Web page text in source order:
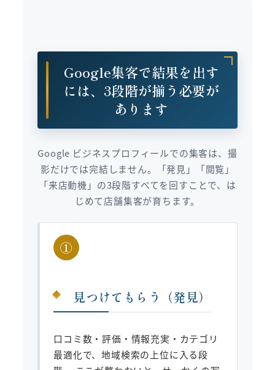
Google集客で結果を出す
には、3段階が揃う必要が
あります
Google ビジネスプロフィールでの集客は、撮
影だけでは完結しません。「発見」「閲覧」
「来店動機」の3段階すべてを回すことで、は
じめて店舗集客が育ちます。
①
見つけてもらう（発見）
口コミ数・評価・情報充実・カテゴリ
最適化で、地域検索の上位に入る段